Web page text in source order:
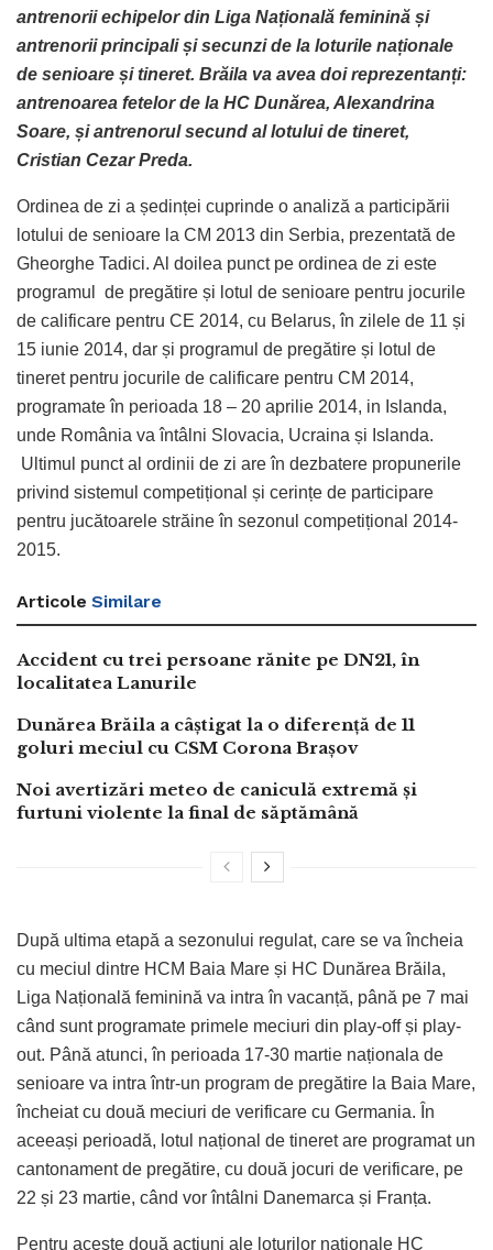
antrenorii echipelor din Liga Națională feminină și
antrenorii principali și secunzi de la loturile naționale
de senioare și tineret. Brăila va avea doi reprezentanți:
antrenoarea fetelor de la HC Dunărea, Alexandrina
Soare, și antrenorul secund al lotului de tineret,
Cristian Cezar Preda.
Ordinea de zi a ședinței cuprinde o analiză a participării
lotului de senioare la CM 2013 din Serbia, prezentată de
Gheorghe Tadici. Al doilea punct pe ordinea de zi este
programul de pregătire și lotul de senioare pentru jocurile
de calificare pentru CE 2014, cu Belarus, în zilele de 11 și
15 iunie 2014, dar și programul de pregătire și lotul de
tineret pentru jocurile de calificare pentru CM 2014,
programate în perioada 18 – 20 aprilie 2014, in Islanda,
unde România va întâlni Slovacia, Ucraina și Islanda.
Ultimul punct al ordinii de zi are în dezbatere propunerile
privind sistemul competițional și cerințe de participare
pentru jucătoarele străine în sezonul competițional 2014-
2015.
Articole Similare
Accident cu trei persoane rănite pe DN21, în
localitatea Lanurile
Dunărea Brăila a câștigat la o diferență de 11
goluri meciul cu CSM Corona Brașov
Noi avertizări meteo de caniculă extremă și
furtuni violente la final de săptămână
După ultima etapă a sezonului regulat, care se va încheia
cu meciul dintre HCM Baia Mare și HC Dunărea Brăila,
Liga Națională feminină va intra în vacanță, până pe 7 mai
când sunt programate primele meciuri din play-off și play-
out. Până atunci, în perioada 17-30 martie naționala de
senioare va intra într-un program de pregătire la Baia Mare,
încheiat cu două meciuri de verificare cu Germania. În
aceeași perioadă, lotul național de tineret are programat un
cantonament de pregătire, cu două jocuri de verificare, pe
22 și 23 martie, când vor întâlni Danemarca și Franța.
Pentru aceste două acțiuni ale loturilor naționale HC